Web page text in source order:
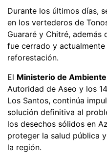
Durante los últimos días,
en los vertederos de
Guararé y Chitré, además
fue cerrado y
reforestación.
El Ministerio de Ambiente
Autoridad de Aseo y los
Los Santos, continúa
solución definitiva al
los desechos sólidos en
proteger la salud pública
la región.